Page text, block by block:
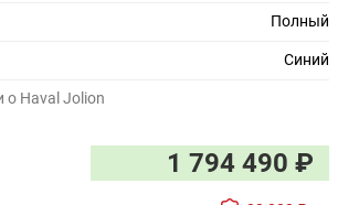
Полный
Синий
Haval Jolion
1 794 490 ₽